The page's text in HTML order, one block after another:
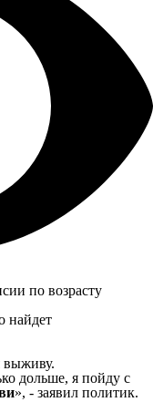
по возрасту
найдет
выживу.
дольше, я пойду с
», - заявил политик.